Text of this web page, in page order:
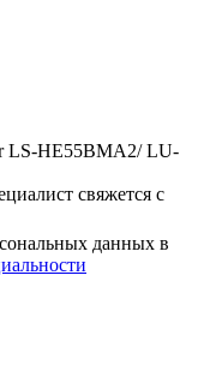
LS-HE55BMA2/ LU-
свяжется с
данных в